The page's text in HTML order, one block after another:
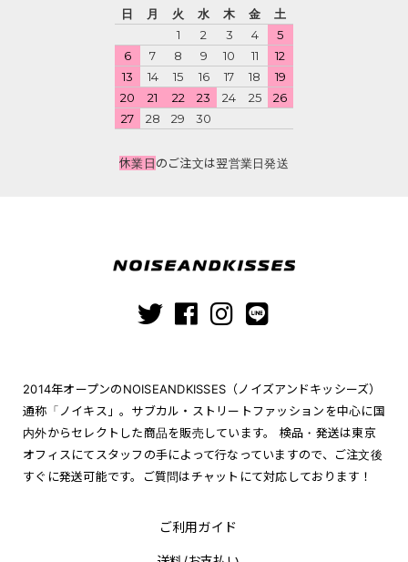
日
月 火 水 木 金
土
1
2 3 4
5
6
7 8 9 10 11
12
13
14 15 16 17 18
19
20
21 22 23 24 25
26
27
28 29 30
休業日のご注文は翌営業日発送
2014年オープンのNOISEANDKISSES（ノイズアンドキッシーズ）
通称「ノイキス」。サブカル・ストリートファッションを中心に国
内外からセレクトした商品を販売しています。 検品・発送は東京
オフィスにてスタッフの手によって行なっていますので、ご注文後
すぐに発送可能です。ご質問はチャットにて対応しております！
ご利用ガイド